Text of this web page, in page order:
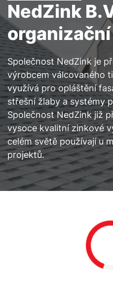
NedZink
Společnost NedZink je
výrobcem válcovaného
využívá pro opláštění
střešní žlaby a systémy
Společnost NedZink již
vysoce kvalitní zinkové
celém světě používají u
projektů.